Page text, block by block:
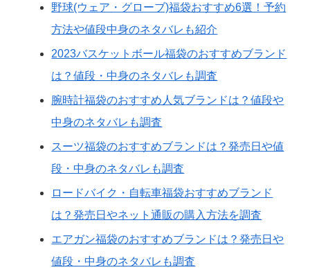
野球(ウェア・グローブ)福袋おすすめ6選！予約
方法や値段中身のネタバレも紹介
2023バスケットボール福袋のおすすめブランド
は？値段・中身のネタバレも調査
腕時計福袋のおすすめ人気ブランドは？値段や
中身のネタバレも調査
スーツ福袋のおすすめブランドは？発売日や値
段・中身のネタバレも調査
ロードバイク・自転車福袋おすすめブランド
は？発売日やネット通販の購入方法を調査
エアガン福袋のおすすめブランドは？発売日や
値段・中身のネタバレも調査